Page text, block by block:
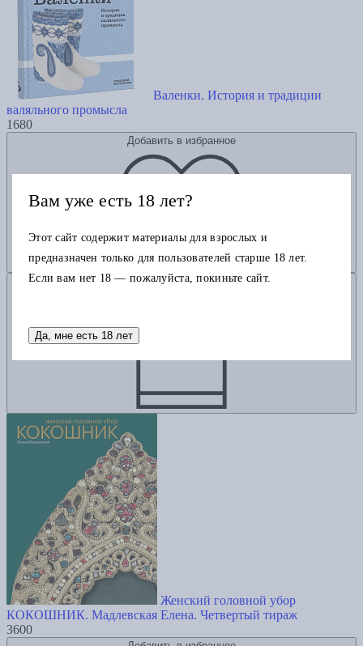
Валенки. История и традиции
валяльного промысла
1680
Добавить в избранное
Добавить в корзину
Женский головной убор
КОКОШНИК. Мадлевская Елена. Четвертый тираж
3600
Вам уже есть 18 лет?
Этот сайт содержит материалы для взрослых и
предназначен только для пользователей старше 18 лет.
Если вам нет 18 — пожалуйста, покиньте сайт.
Да, мне есть 18 лет